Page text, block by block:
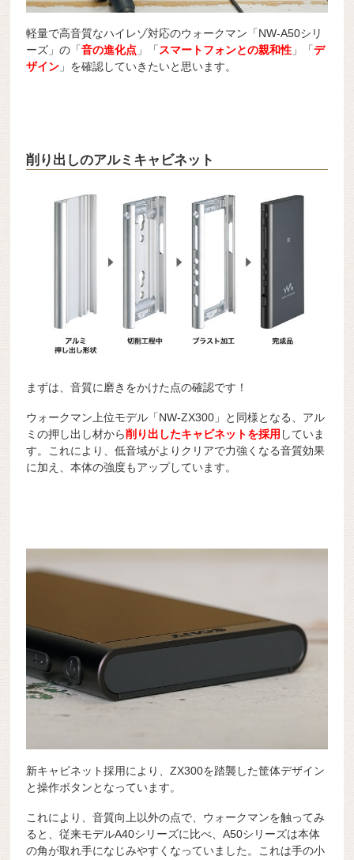
軽量で高音質なハイレゾ対応のウォークマン「NW-A50シリ
ーズ」の「音の進化点 」「スマートフォンとの親和性 」「デ
ザイン 」を確認していきたいと思います。
削り出しのアルミキャビネット
まずは、音質に磨きをかけた点の確認です！
ウォークマン上位モデル「NW-ZX300」と同様となる、アル
ミの押し出し材から削り出したキャビネットを採用 していま
す。これにより、低音域がよりクリアで力強くなる音質効果
に加え、本体の強度もアップしています。
新キャビネット採用により、ZX300を踏襲した筐体デザイン
と操作ボタンとなっています。
これにより、音質向上以外の点で、ウォークマンを触ってみ
ると、従来モデルA40シリーズに比べ、A50シリーズは本体
の角が取れ手になじみやすくなっていました。これは手の小